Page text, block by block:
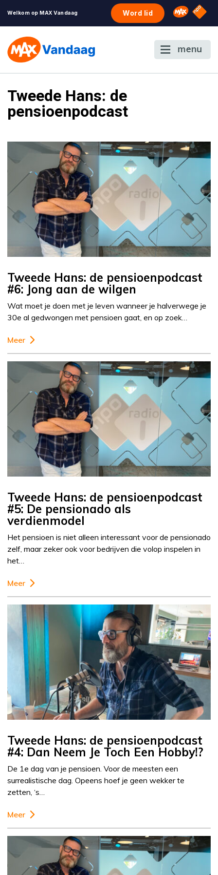
Welkom op MAX Vandaag Word lid Omroep
NPO
menu
Tweede Hans: de
pensioenpodcast
Tweede Hans: de pensioenpodcast
#6: Jong aan de wilgen
Wat moet je doen met je leven wanneer je halverwege je
30e al gedwongen met pensioen gaat, en op zoek…
Meer
Tweede Hans: de pensioenpodcast
#5: De pensionado als
verdienmodel
Het pensioen is niet alleen interessant voor de pensionado
zelf, maar zeker ook voor bedrijven die volop inspelen in
het…
Meer
Tweede Hans: de pensioenpodcast
#4: Dan Neem Je Toch Een Hobby!?
De 1e dag van je pensioen. Voor de meesten een
surrealistische dag. Opeens hoef je geen wekker te
zetten, ‘s…
Meer